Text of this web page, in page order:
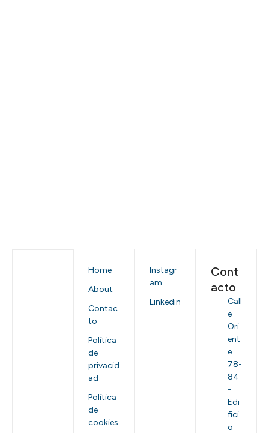
Home
About
Contac
to
Política
de
privacid
ad
Política
de
cookies
Instagr
am
Linkedin
Cont
acto
Call
e
Ori
ent
e
78-
84
-
Edi
fici
o